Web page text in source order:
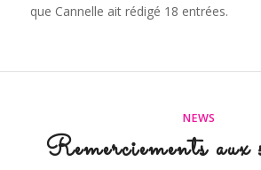
que Cannelle ait rédigé 18 entrées.
NEWS
Remerciements aux